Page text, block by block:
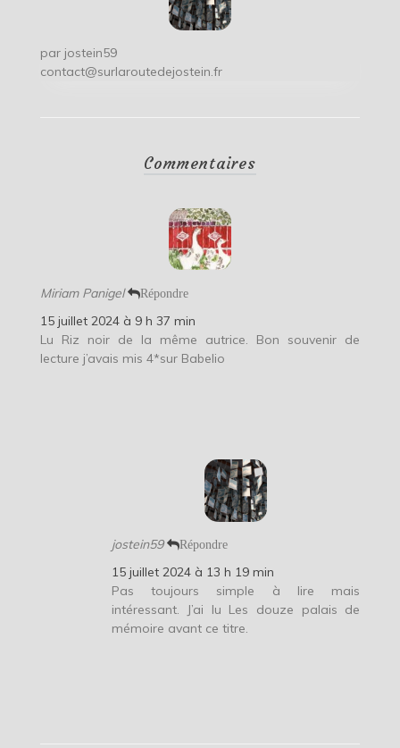
par jostein59
contact@surlaroutedejostein.fr
Commentaires
Miriam Panigel Répondre
15 juillet 2024 à 9 h 37 min
Lu Riz noir de la même autrice. Bon souvenir de
lecture j’avais mis 4*sur Babelio
jostein59 Répondre
15 juillet 2024 à 13 h 19 min
Pas toujours simple à lire mais
intéressant. J’ai lu Les douze palais de
mémoire avant ce titre.